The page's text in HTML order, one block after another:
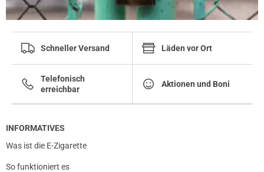
Schneller Versand Läden vor Ort
Telefonisch
erreichbar
Aktionen und Boni
INFORMATIVES
Was ist die E-Zigarette
So funktioniert es